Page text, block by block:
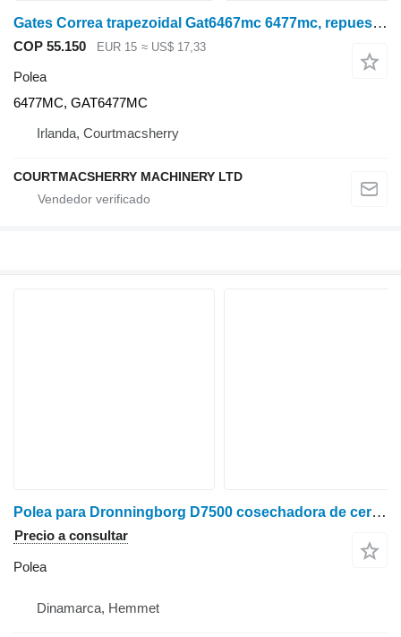
Gates Correa trapezoidal Gat6467mc 6477mc, repuesto nuevo de equipo original 6477MC polea
COP 55.150 EUR 15 ≈ US$ 17,33
Polea
6477MC, GAT6477MC
Irlanda, Courtmacsherry
COURTMACSHERRY MACHINERY LTD
Polea para Dronningborg D7500 cosechadora de cereales
Precio a consultar
Polea
Dinamarca, Hemmet